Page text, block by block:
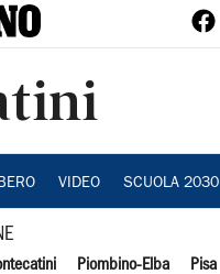
VIDEO SCUOLA 2030
Piombino-Elba Pisa